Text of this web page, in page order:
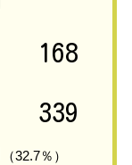
168
339
（32.7％）